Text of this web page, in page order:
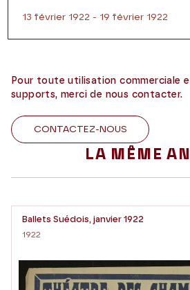
13 février 1922 - 19 février 1922
Pour toute utilisation commerciale
supports, merci de nous contacter.
CONTACTEZ-NOUS
LA MÊME
Ballets Suédois, janvier 1922
1922